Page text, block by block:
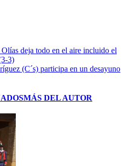
deja todo en el aire incluido el
3)
(C´s) participa en un desayuno
MÁS DEL AUTOR